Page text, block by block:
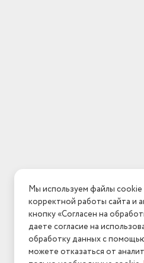
Мы используем файлы cookie
корректной работы сайта и
кнопку «Согласен на
даете согласие на
обработку данных с
можете отказаться от